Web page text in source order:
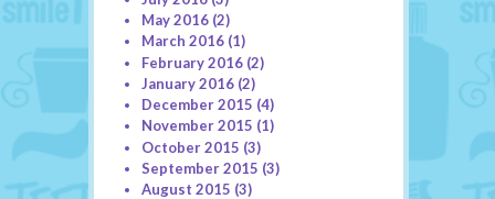
May 2016(2)
March 2016(1)
February 2016(2)
January 2016(2)
December 2015 (4)
November 2015 (1)
October 2015 (3)
September 2015 (3)
August 2015 (3)